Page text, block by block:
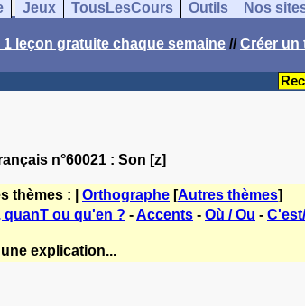
Jeux TousLesCours Outils Nos
1 leçon gratuite chaque semaine //Créer un
n°60021 : Son [z]
thèmes : | Orthographe [Autres thèmes]
quanT ou qu'en ? -Accents - Où / Ou -
explication...